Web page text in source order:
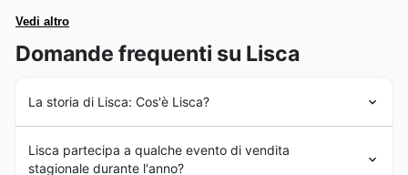
annunci settimanali Lisca, perfetti per rinnovare gli
spazi con un occhio al risparmio e alla qualità.
per acquistare un nuovo televisore, e Lisca propone
offerte eccezionali. Questi schermi di ultima
generazione sono protagonisti delle Lisca deals,
rappresentando un'opportunità imperdibile per
Vedi altro
Domande frequenti su Lisca
La storia di Lisca: Cos'è Lisca?
italiano, iniziata con la visione di creareabbigliamento
Lisca partecipa a qualche evento di vendita
stagionale durante l'anno?